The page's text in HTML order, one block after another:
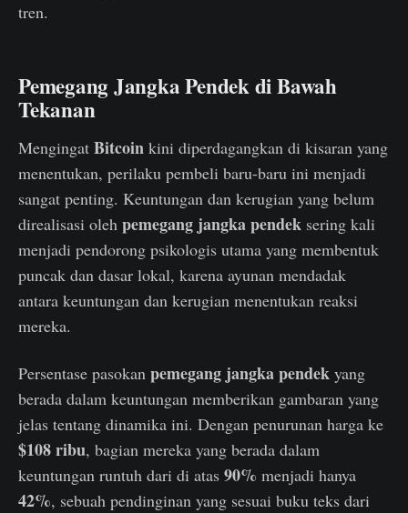
tren.
Pemegang Jangka Pendek di Bawah
Tekanan
Mengingat Bitcoin kini diperdagangkan di kisaran yang
menentukan, perilaku pembeli baru-baru ini menjadi
sangat penting. Keuntungan dan kerugian yang belum
direalisasi oleh pemegang jangka pendek sering kali
menjadi pendorong psikologis utama yang membentuk
puncak dan dasar lokal, karena ayunan mendadak
antara keuntungan dan kerugian menentukan reaksi
mereka.
Persentase pasokan pemegang jangka pendek yang
berada dalam keuntungan memberikan gambaran yang
jelas tentang dinamika ini. Dengan penurunan harga ke
$108 ribu, bagian mereka yang berada dalam
keuntungan runtuh dari di atas 90% menjadi hanya
42%, sebuah pendinginan yang sesuai buku teks dari